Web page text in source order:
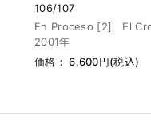
106/107
En Proceso [2] El
2001年
価格： 6,600円(税込)